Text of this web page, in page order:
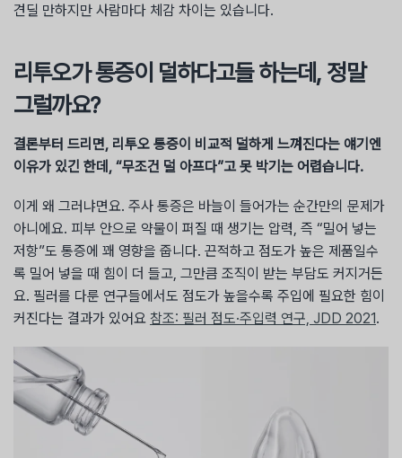
견딜 만하지만 사람마다 체감 차이는 있습니다.
리투오가 통증이 덜하다고들 하는데, 정말
그럴까요?
결론부터 드리면, 리투오 통증이 비교적 덜하게 느껴진다는 얘기엔
이유가 있긴 한데, “무조건 덜 아프다”고 못 박기는 어렵습니다.
이게 왜 그러냐면요. 주사 통증은 바늘이 들어가는 순간만의 문제가
아니에요. 피부 안으로 약물이 퍼질 때 생기는 압력, 즉 “밀어 넣는
저항”도 통증에 꽤 영향을 줍니다. 끈적하고 점도가 높은 제품일수
록 밀어 넣을 때 힘이 더 들고, 그만큼 조직이 받는 부담도 커지거든
요. 필러를 다룬 연구들에서도 점도가 높을수록 주입에 필요한 힘이
커진다는 결과가 있어요 참조: 필러 점도·주입력 연구, JDD 2021.